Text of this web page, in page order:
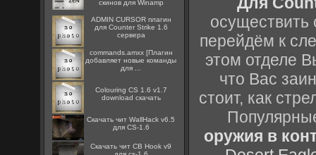
скинов для Winamp
ADMIN CURSOR плагин
для Counter Strike 1.6
сервера
commands.amxx [Плагин
добавляет новые команды
для ...
Colouring CS 1.6 v1.7
download скачать
Скачать чит WallHack v6.5
для CS-1.6
Скачать чит CB Hook v9
осуществить
перейдём к
этом отделе
что Вас
стоит, как
оружия в